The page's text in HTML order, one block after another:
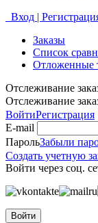
Вход |
Заказы
Список
Отложенные
Отслеживание
Отслеживание
ВойтиРегистрация
E-mail
ПарольЗабыли
Создать учетную
Войти через соц.
Войти